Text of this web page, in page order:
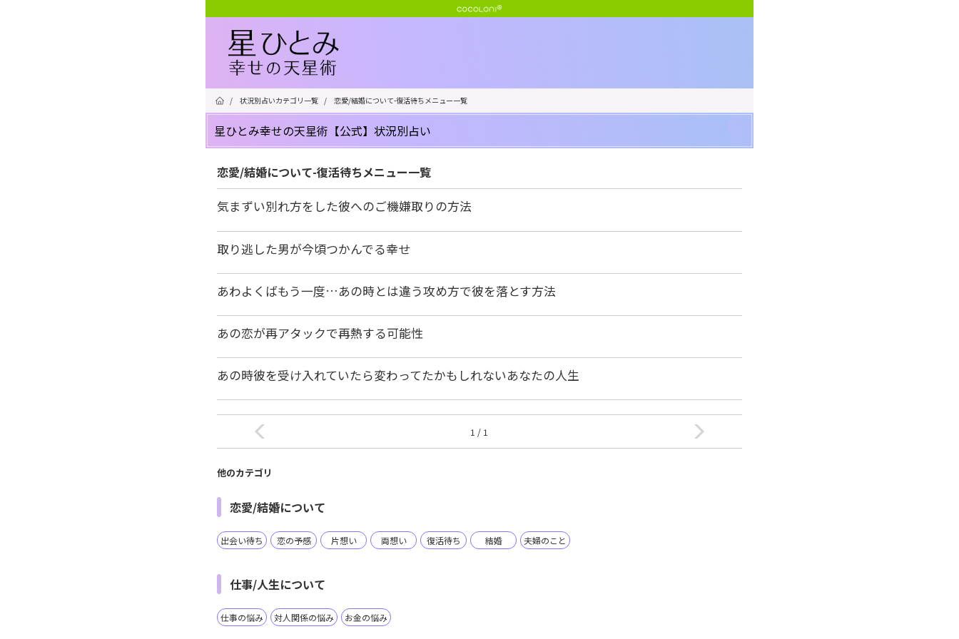
/ 状況別占いカテゴリ一覧 / 恋愛/結婚について-復活待ちメニュー一覧
星ひとみ幸せの天星術【公式】状況別占い
恋愛/結婚について-復活待ちメニュー一覧
気まずい別れ方をした彼へのご機嫌取りの方法
取り逃した男が今頃つかんでる幸せ
あわよくばもう一度…あの時とは違う攻め方で彼を落とす方法
あの恋が再アタックで再熱する可能性
あの時彼を受け入れていたら変わってたかもしれないあなたの人生
1 / 1
他のカテゴリ
恋愛/結婚について
出会い待ち 恋の予感 片想い 両想い 復活待ち 結婚 夫婦のこと
仕事/人生について
仕事の悩み 対人関係の悩み お金の悩み